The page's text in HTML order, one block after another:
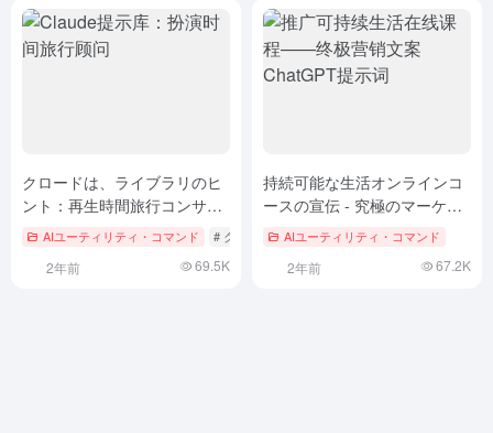
クロードは、ライブラリのヒ
ント：再生時間旅行コンサル
タントAIユーティリティ・コマンド # クロード
2年前 69.5K
持続可能な生活オンラインコ
ースの宣伝 - 究極のマーケテ
ィング・コピー ChatGPTプロ
AIユーティリティ・コマンド
2年前 67.2K